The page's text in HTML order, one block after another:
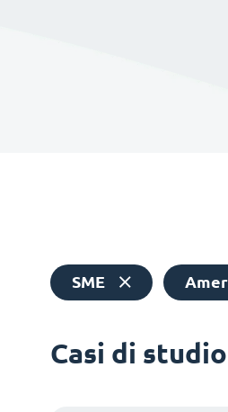
SME
Casi di studio